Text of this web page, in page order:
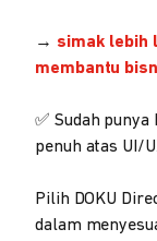
→ simak lebih
membantu
✅ Sudah
penuh atas UI/
Pilih DOKU
dalam